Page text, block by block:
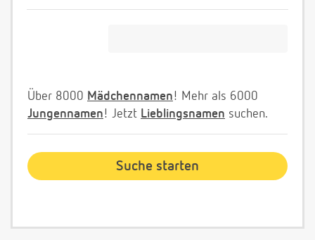
Über 8000 Mädchennamen! Mehr als 6000
Jungennamen! Jetzt Lieblingsnamen suchen.